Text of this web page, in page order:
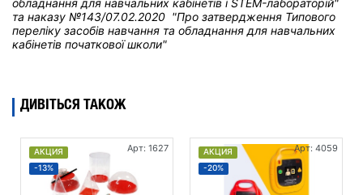
обладнання для навчальних кабінетів і STEM-лабораторій"
та наказу №143/07.02.2020 "Про затвердження Типового
переліку засобів навчання та обладнання для навчальних
кабінетів початкової школи"
ДИВІТЬСЯ ТАКОЖ
АКЦИЯ
-13%
Арт: 1627
АКЦИЯ
-20%
Арт: 4059